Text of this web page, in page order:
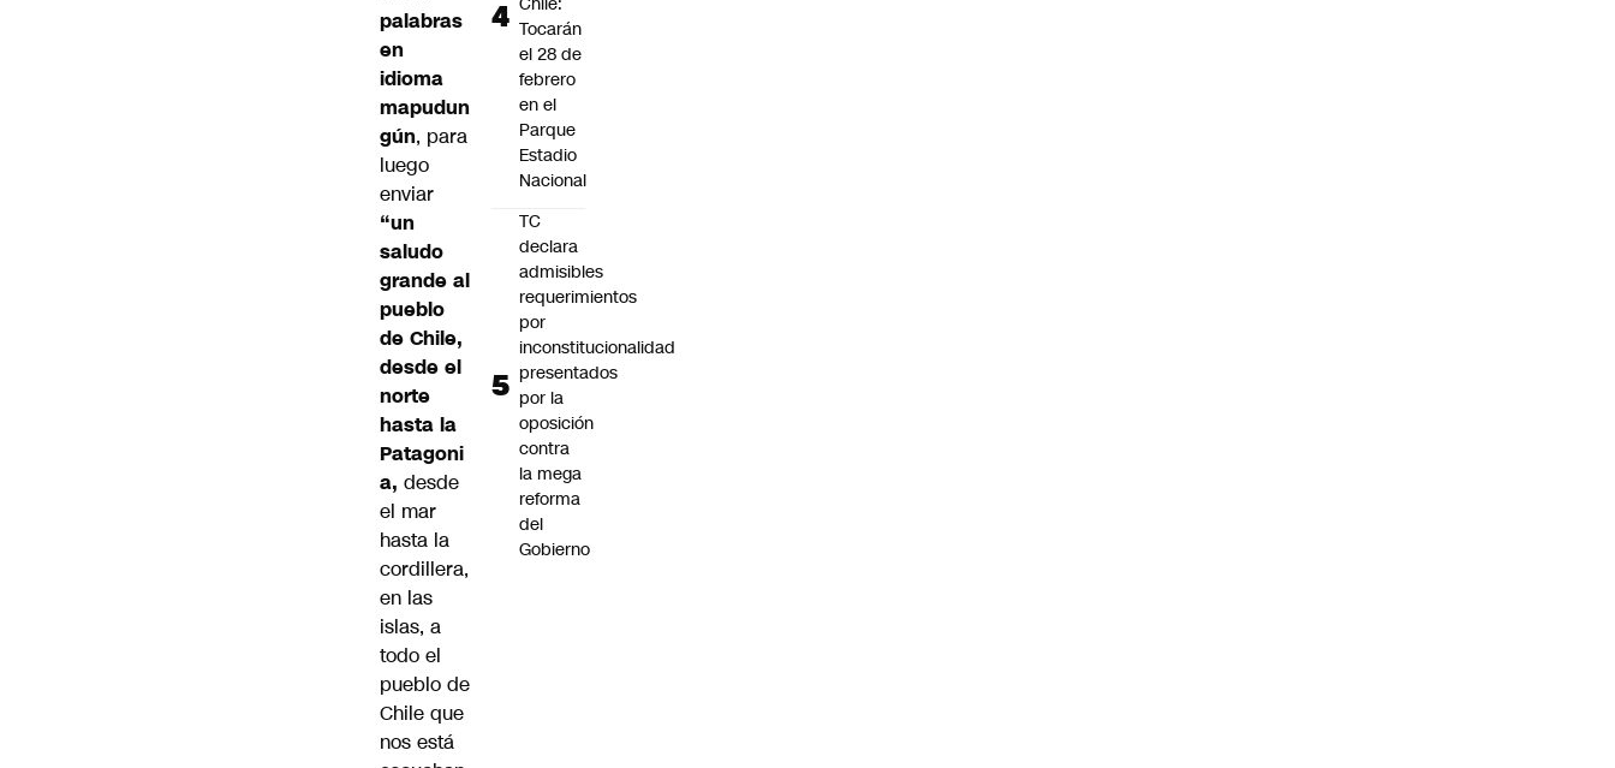
palabras
en
idioma
mapudun
gún, para
luego
enviar
“un
saludo
grande al
pueblo
de Chile,
desde el
norte
hasta la
Patagoni
a, desde
el mar
hasta la
cordillera,
en las
islas, a
todo el
pueblo de
Chile que
nos está
Tocarán
el 28 de
febrero
en el
Parque
Estadio
Nacional
TC
declara
admisibles
requerimientos
por
inconstitucionalidad
presentados
por la
oposición
contra
la mega
reforma
del
Gobierno